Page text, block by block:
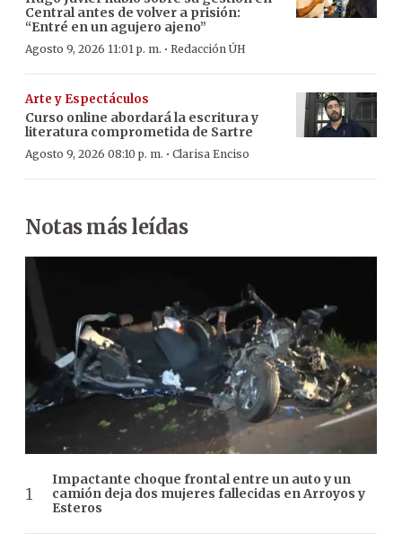
Central antes de volver a prisión:
“Entré en un agujero ajeno”
Agosto 9, 2026 11:01 p. m. · Redacción ÚH
Arte y Espectáculos
Curso online abordará la escritura y
literatura comprometida de Sartre
Agosto 9, 2026 08:10 p. m. · Clarisa Enciso
Notas más leídas
Impactante choque frontal entre un auto y un
camión deja dos mujeres fallecidas en Arroyos y
Esteros